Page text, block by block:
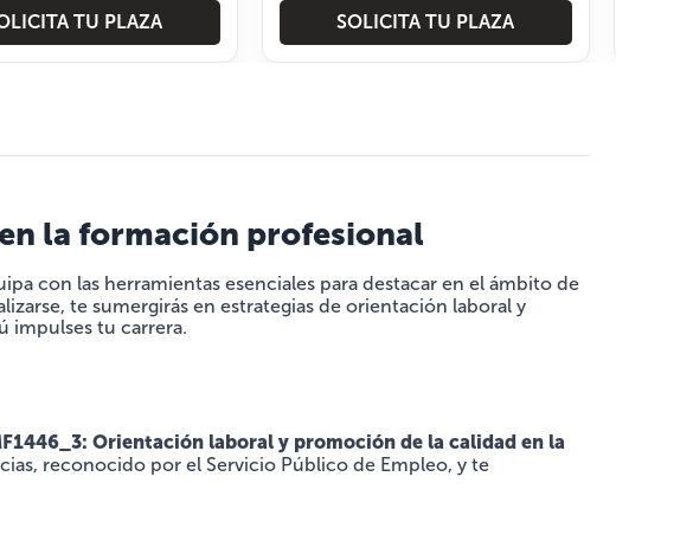
TU PLAZA SOLICITA TU PLAZA
la formación profesional
con las herramientas esenciales para destacar en el ámbito de
te sumergirás en estrategias de orientación laboral y
impulses tu carrera.
Orientación laboral y promoción de la calidad en la
reconocido por el Servicio Público de Empleo, y te